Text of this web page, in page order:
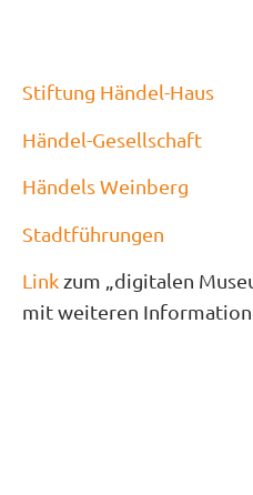
Stiftung Händel-Haus
Händel-Gesellschaft
Händels Weinberg
Stadtführungen
Link zum „digitalen
mit weiteren